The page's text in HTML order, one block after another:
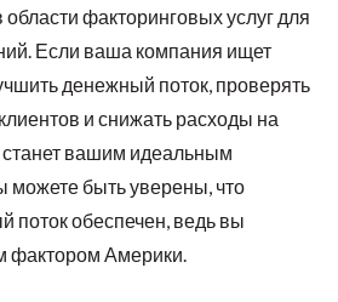
факторинговых услуг для
Если ваша компания ищет
денежный поток, проверять
и снижать расходы на
станет вашим идеальным
можете быть уверены, что
поток обеспечен, ведь вы
фактором Америки.